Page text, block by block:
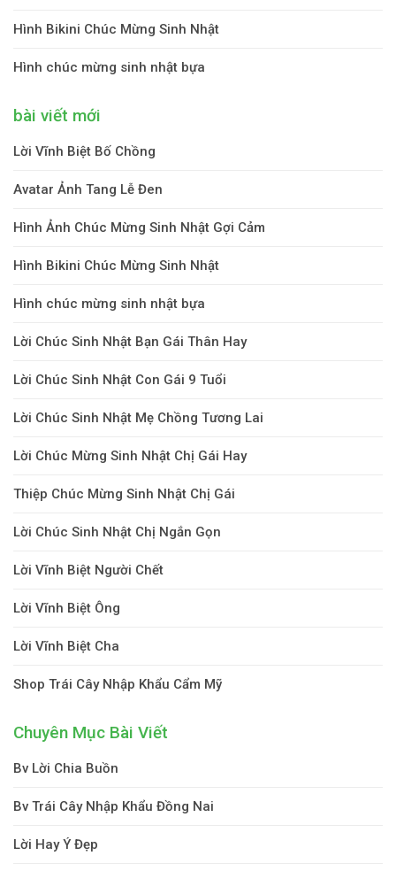
Hình Bikini Chúc Mừng Sinh Nhật
Hình chúc mừng sinh nhật bựa
bài viết mới
Lời Vĩnh Biệt Bố Chồng
Avatar Ảnh Tang Lễ Đen
Hình Ảnh Chúc Mừng Sinh Nhật Gợi Cảm
Hình Bikini Chúc Mừng Sinh Nhật
Hình chúc mừng sinh nhật bựa
Lời Chúc Sinh Nhật Bạn Gái Thân Hay
Lời Chúc Sinh Nhật Con Gái 9 Tuổi
Lời Chúc Sinh Nhật Mẹ Chồng Tương Lai
Lời Chúc Mừng Sinh Nhật Chị Gái Hay
Thiệp Chúc Mừng Sinh Nhật Chị Gái
Lời Chúc Sinh Nhật Chị Ngắn Gọn
Lời Vĩnh Biệt Người Chết
Lời Vĩnh Biệt Ông
Lời Vĩnh Biệt Cha
Shop Trái Cây Nhập Khẩu Cẩm Mỹ
Chuyên Mục Bài Viết
Bv Lời Chia Buồn
Bv Trái Cây Nhập Khẩu Đồng Nai
Lời Hay Ý Đẹp